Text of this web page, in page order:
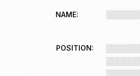
NAME:
POSITION: